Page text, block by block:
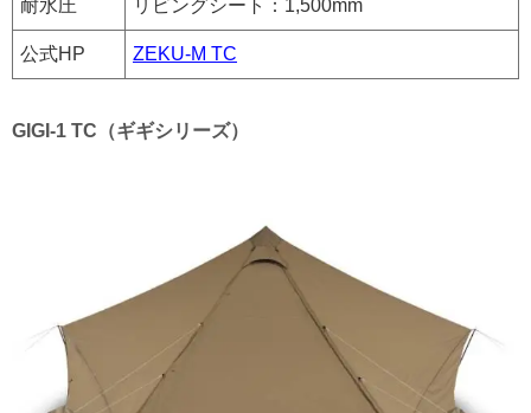
耐水圧 リビングシート：1,500mm
公式HP ZEKU-M TC
GIGI-1 TC（ギギシリーズ）